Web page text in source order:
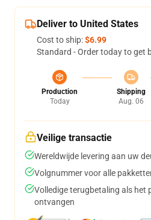
Deliver to United States
Cost to ship:$6.99
Standard - Order today to get
Production
Today
Shipping
Aug. 06
Veilige transactie
Wereldwijde levering aan uw
Volgnummer voor alle
Volledige terugbetaling als het
ontvangen